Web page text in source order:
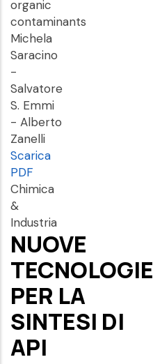
organic
contaminants
Michela
Saracino
-
Salvatore
S. Emmi
- Alberto
Zanelli
Scarica
PDF
Chimica
&
Industria
NUOVE
TECNOLOGIE
PER LA
SINTESI DI
API